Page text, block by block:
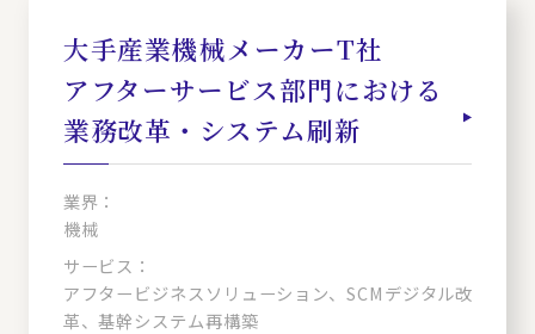
大手産業機械メーカーT社
アフターサービス部門における
業務改革・システム刷新
業界：
機械
サービス：
アフタービジネスソリューション、SCMデジタル改
革、基幹システム再構築